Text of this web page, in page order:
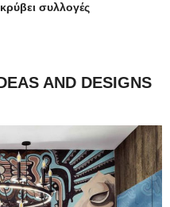
κρύβει συλλογές
AND DESIGNS